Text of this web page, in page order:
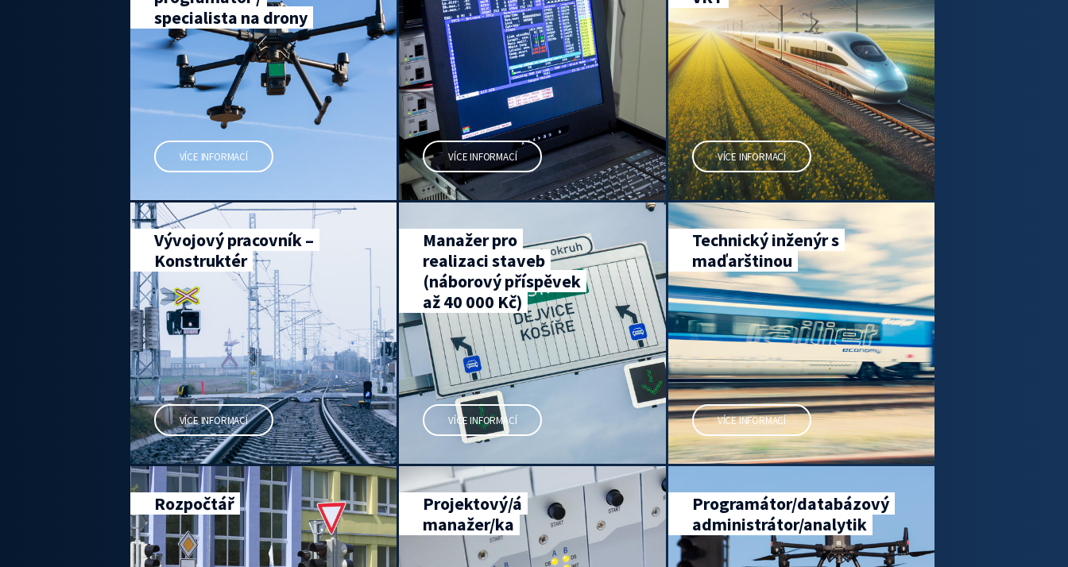
specialista na drony
VÍCE INFORMACÍ VÍCE INFORMACÍ VÍCE INFORMACÍ
Vývojový pracovník –
Konstruktér
VÍCE INFORMACÍ
Manažer pro
realizaci staveb
(náborový příspěvek
až 40 000 Kč)
VÍCE INFORMACÍ
Technický inženýr s
maďarštinou
VÍCE INFORMACÍ
Rozpočtář
Projektový/á
manažer/ka
Programátor/databázový
administrátor/analytik